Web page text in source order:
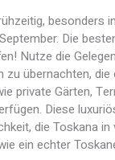
besonders
Die
Nutze die
zu übernachten,
private Gärten,
Diese
die Toskana
ein echter